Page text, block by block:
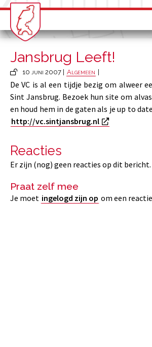
Jansbrug Leeft!
10 juni 2007 | Algemeen
De VC is al een tijdje bezig om alweer
Sint Jansbrug. Bezoek hun site om
en houd hem in de gaten als je up to
http://vc.sintjansbrug.nl
Reacties
Er zijn (nog) geen reacties op dit bericht.
Praat zelf mee
Je moet ingelogd zijn op om een